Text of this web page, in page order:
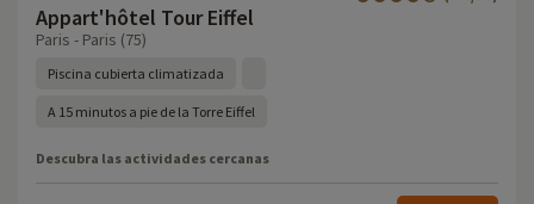
Appart'hôtel Tour Eiffel
Paris - Paris (75)
Piscina cubierta climatizada
A 15 minutos a pie de la Torre Eiffel
Descubra las actividades cercanas